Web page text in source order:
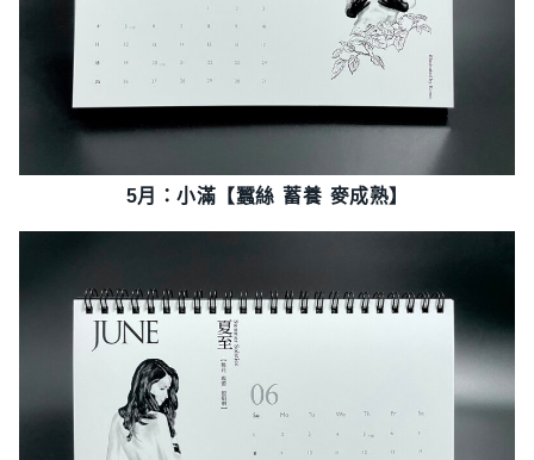
5月：小滿【蠶絲 蓄養 麥成熟】